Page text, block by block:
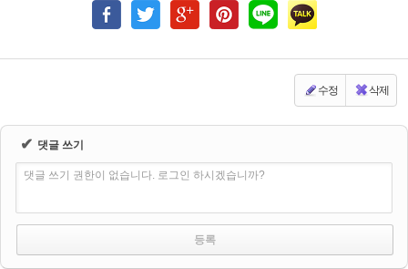
수정 삭제
✔ 댓글 쓰기
댓글 쓰기 권한이 없습니다. 로그인 하시겠습니까?